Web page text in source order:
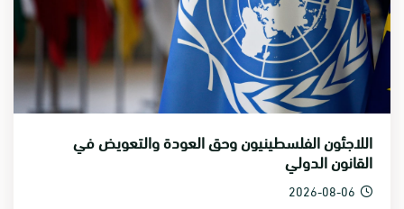
اللاجئون الفلسطينيون وحق العودة والتعويض في
القانون الدولي
2026-08-06